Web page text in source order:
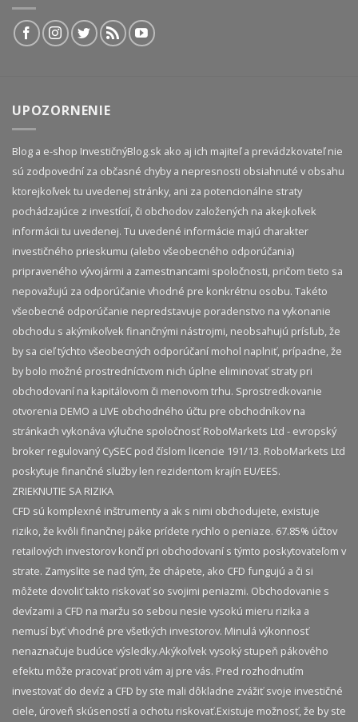
UPOZORNENIE
Blog a e-shop InvestičnýBlog.sk ako aj ich majiteľ a prevádzkovateľ nie
sú zodpovední za občasné chyby a nepresnosti obsiahnuté v obsahu
ktorejkoľvek tu uvedenej stránky, ani za potencionálne straty
pochádzajúce z investícií, či obchodov založených na akejkoľvek
informácii tu uvedenej. Tu uvedené informácie majú charakter
investičného prieskumu (alebo všeobecného odporúčania)
pripraveného vývojármi a zamestnancami spoločnosti, pričom tieto sa
nepovažujú za odporúčanie vhodné pre konkrétnu osobu. Takéto
všeobecné odporúčanie nepredstavuje poradenstvo na vykonanie
obchodu s akýmikoľvek finančnými nástrojmi, neobsahujú prísľub, že
by sa cieľ týchto všeobecných odporúčaní mohol naplniť, prípadne, že
by bolo možné prostredníctvom nich úplne eliminovať straty pri
obchodovaní na kapitálovom či menovom trhu. Sprostredkovanie
otvorenia DEMO a LIVE obchodného účtu pre obchodníkov na
stránkach vykonáva výlučne spoločnosť RoboMarkets Ltd - evropský
broker regulovaný CySEC pod číslom licencie 191/13. RoboMarkets Ltd
poskytuje finančné služby len rezidentom krajín EU/EES.
ZRIEKNUTIE SA RIZIKA
CFD sú komplexné inštrumenty a ak s nimi obchodujete, existuje
riziko, že kvôli finančnej páke prídete rychlo o peniaze. 67.85% účtov
retailových investorov končí pri obchodovaní s týmto poskytovateľom v
strate. Zamyslite se nad tým, že chápete, ako CFD fungujú a či si
môžete dovoliť takto riskovať so svojimi peniazmi. Obchodovanie s
devízami a CFD na maržu so sebou nesie vysokú mieru rizika a
nemusí byť vhodné pre všetkých investorov. Minulá výkonnosť
nenaznačuje budúce výsledky.​ Akýkoľvek vysoký stupeň pákového
efektu môže pracovať proti vám aj pre vás. Pred rozhodnutím
investovať do devíz a CFD by ste mali dôkladne zvážiť svoje investičné
ciele, úroveň skúseností a ochotu riskovať.​ Existuje možnosť, že by ste